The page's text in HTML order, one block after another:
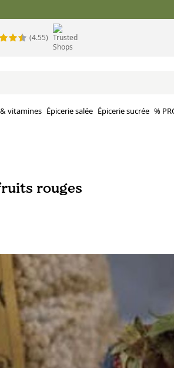
(4.55)
vitamines Épicerie salée Épicerie sucrée %
rouges